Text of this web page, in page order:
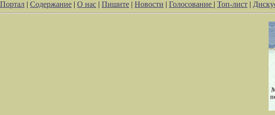
Портал | Содержание | О нас | Пишите | Новости | Голосование | Топ-лист |